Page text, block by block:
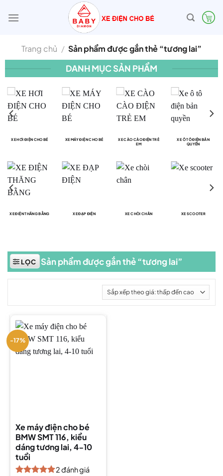
qua
Trang chủ / Sản phẩm được gắn thẻ “tương lai”
DANH MỤC SẢN PHẨM
XE HƠI ĐIỆN CHO BÉ XE MÁY ĐIỆN CHO BÉ
XE CÀO CÀO ĐIỆN TRẺ
EM
XE Ô TÔ ĐIỆN BẢN
QUYỀN
XE ĐIỆN THĂNG BẰNG XE ĐẠP ĐIỆN XE CHÒI CHÂN XE SCOOTER
Sản phẩm được gắn thẻ “tương lai”
LỌC
-17%
Xe máy điện cho bé
BMW SMT 116, kiểu
dáng tương lai, 4-10
tuổi
2đánh giá